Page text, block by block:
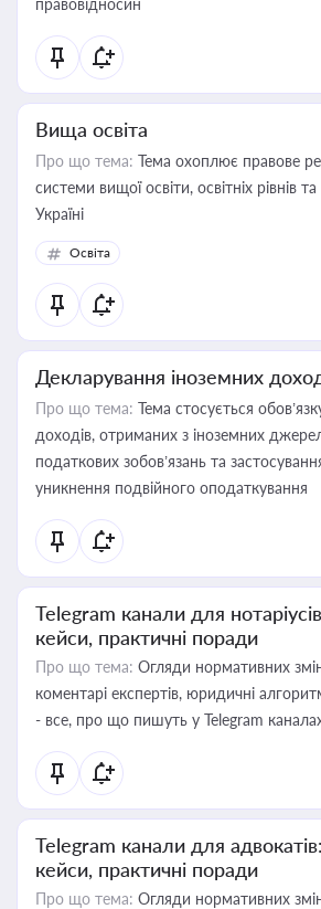
правовідносин
Вища освіта
Про що тема: Тема охоплює правове
системи вищої освіти, освітніх рівнів та
Україні
Освіта
Декларування іноземних
Про що тема: Тема стосується
доходів, отриманих з іноземних
податкових зобов’язань та
уникнення подвійного оподаткування
Telegram канали для
кейси, практичні поради
Про що тема: Огляди нормативних
коментарі експертів, юридичні
- все, про що пишуть у Telegram
Telegram канали для
кейси, практичні поради
Про що тема: Огляди нормативних